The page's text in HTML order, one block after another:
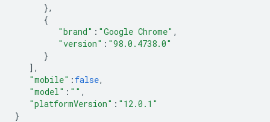
},
{
"brand" : "Google Chrome" ,
"version" : "98.0.4738.0"
}
],
"mobile" : false,
"model" : "" ,
"platformVersion" : "12.0.1"
}